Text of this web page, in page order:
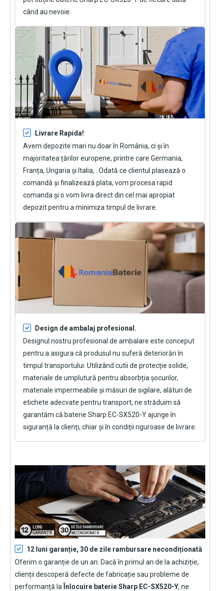
când au nevoie.
Livrare Rapida!
Avem depozite mari nu doar în România, ci și în
majoritatea țărilor europene, printre care Germania,
Franța, Ungaria și Italia, . Odată ce clientul plasează o
comandă și finalizează plata, vom procesa rapid
comanda și o vom livra direct din cel mai apropiat
depozit pentru a minimiza timpul de livrare.
Design de ambalaj profesional.
Designul nostru profesional de ambalare este conceput
pentru a asigura că produsul nu suferă deteriorări în
timpul transportului. Utilizând cutii de protecție solide,
materiale de umplutură pentru absorbția șocurilor,
materiale impermeabile și măsuri de sigilare, alături de
etichete adecvate pentru transport, ne străduim să
garantăm că baterie Sharp EC-SX520-Yajunge în
siguranță la clienți, chiar și în condiții riguroase de livrare.
12 luni garanție, 30 de zile rambursare necondiționată
Oferim o garanție de un an. Dacă în primul an de la achiziție,
clienții descoperă defecte de fabricație sau probleme de
performanță la Înlocuire baterie Sharp EC-SX520-Y, ne